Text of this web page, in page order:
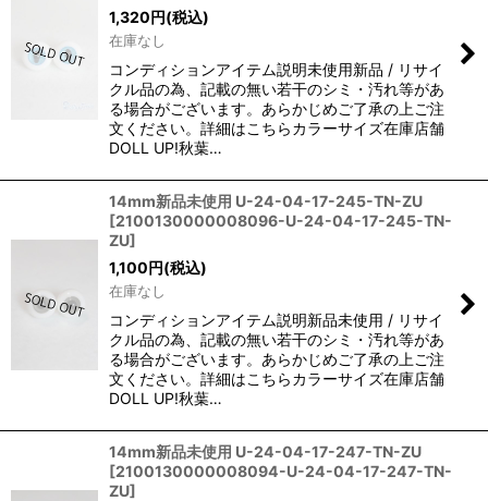
1,320円(税込)
在庫なし
コンディションアイテム説明未使用新品 / リサイ
クル品の為、記載の無い若干のシミ・汚れ等があ
る場合がございます。あらかじめご了承の上ご注
文ください。詳細はこちらカラーサイズ在庫店舗
DOLL UP!秋葉…
14mm新品未使用 U-24-04-17-245-TN-ZU
[2100130000008096-U-24-04-17-245-TN-
ZU]
1,100円(税込)
在庫なし
コンディションアイテム説明新品未使用 / リサイ
クル品の為、記載の無い若干のシミ・汚れ等があ
る場合がございます。あらかじめご了承の上ご注
文ください。詳細はこちらカラーサイズ在庫店舗
DOLL UP!秋葉…
14mm新品未使用 U-24-04-17-247-TN-ZU
[2100130000008094-U-24-04-17-247-TN-
ZU]